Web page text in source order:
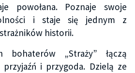
powołana. Poznaje swoje
i staje się jednym z
historii.
bohaterów „Straży” łączą
i przygoda. Dzielą ze